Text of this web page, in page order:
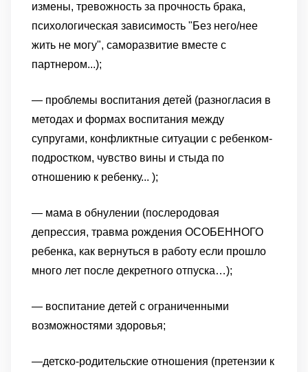
измены, тревожность за прочность брака,
психологическая зависимость "Без него/нее
жить не могу", саморазвитие вместе с
партнером...);
— проблемы воспитания детей (разногласия в
методах и формах воспитания между
супругами, конфликтные ситуации с ребенком-
подростком, чувство вины и стыда по
отношению к ребенку... );
— мама в обнулении (послеродовая
депрессия, травма рождения ОСОБЕННОГО
ребенка, как вернуться в работу если прошло
много лет после декретного отпуска…);
— воспитание детей с ограниченными
возможностями здоровья;
—детско-родительские отношения (претензии к